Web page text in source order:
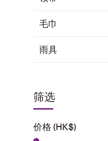
毛巾
雨具
筛选
价格 (HK$)